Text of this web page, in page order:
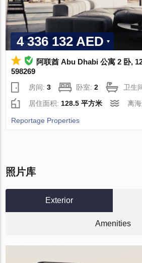
4 336 132 AED
阿联酋 Abu Dhabi 公寓 2 卧,
598269
房间:3 卧室:2 卫生
居住面积: 128.5 平方米 离
Reportage Properties
照片库
Exterior
Amenities